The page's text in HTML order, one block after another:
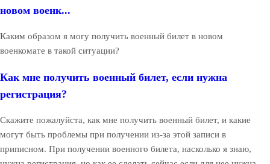
новом военк...
Каким образом я могу получить военный билет в новом
военкомате в такой ситуации?
Как мне получить военный билет, если нужна
регистрация?
Скажите пожалуйста, как мне получить военный билет, и какие
могут быть проблемы при получении из-за этой записи в
приписном. При получении военного билета, насколько я знаю,